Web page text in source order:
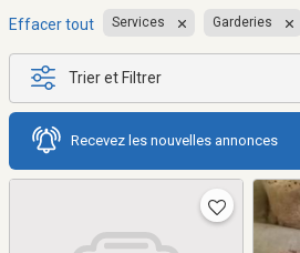
Effacer tout Services Garderies
Trier et Filtrer
Recevez les nouvelles annonces